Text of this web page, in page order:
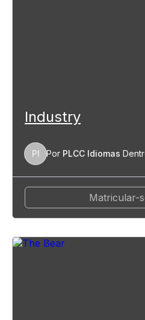
Industry
PI Por PLCC Idiomas
Matricular-